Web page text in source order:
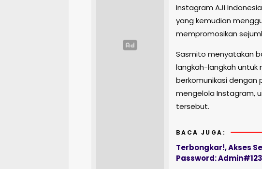
Instagram AJI
yang kemudian
mempromosikan
Sasmito menyatakan
langkah-langkah untuk
berkomunikasi dengan
mengelola Instagram,
tersebut.
BACA JUGA:
Terbongkar!, Akses
Password: